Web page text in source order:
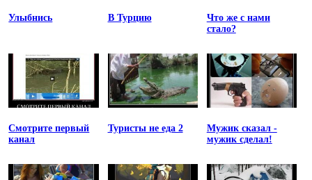
Улыбнись В Турцию
Что же с нами
стало?
Смотрите первый
канал
Туристы не еда 2
Мужик сказал -
мужик сделал!